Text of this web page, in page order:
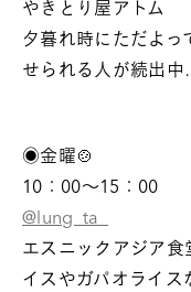
やきとり屋アトム
夕暮れ時にただよっ
せられる人が続出
◉金曜🍲
10：00～15：00
@lung_ta_
エスニックアジア
イスやガパオライス